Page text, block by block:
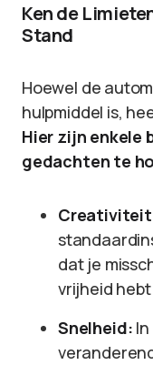
Ken de
Stand
Hoewel de
hulpmiddel is,
Hier zijn enkele
gedachten te
dat je
vrijheid
Snelheid: